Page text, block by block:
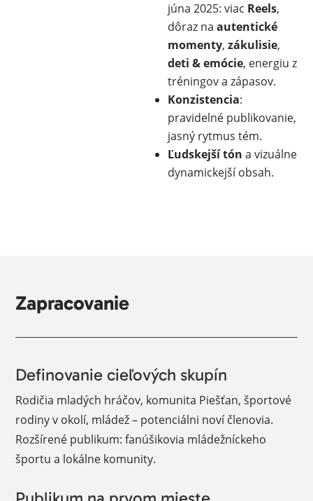
júna 2025: viac Reels,
dôraz na autentické
momenty, zákulisie,
deti & emócie, energiu z
tréningov a zápasov.
Konzistencia:
pravidelné publikovanie,
jasný rytmus tém.
Ľudskejší tón a vizuálne
dynamickejší obsah.
Zapracovanie
Definovanie cieľových skupín
Rodičia mladých hráčov, komunita Piešťan, športové
rodiny v okolí, mládež – potenciálni noví členovia.
Rozšírené publikum: fanúšikovia mládežníckeho
športu a lokálne komunity.